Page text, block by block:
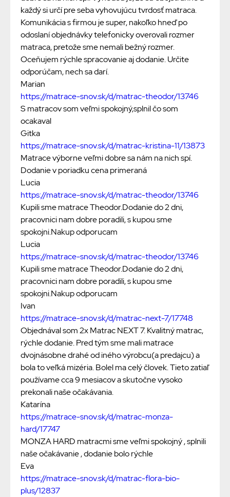
každý si určí pre seba vyhovujúcu tvrdosť matraca.
Komunikácia s firmou je super, nakoľko hneď po
odoslaní objednávky telefonicky overovali rozmer
matraca, pretože sme nemali bežný rozmer.
Oceňujem rýchle spracovanie aj dodanie. Určite
odporúčam, nech sa darí.
Marian
https://matrace-snov.sk/d/matrac-theodor/13746
S matracov som veľmi spokojný,splnil čo som
ocakaval
Gitka
https://matrace-snov.sk/d/matrac-kristina-11/13873
Matrace výborne veľmi dobre sa nám na nich spí.
Dodanie v poriadku cena primeraná
Lucia
https://matrace-snov.sk/d/matrac-theodor/13746
Kupili sme matrace Theodor.Dodanie do 2 dni,
pracovnici nam dobre poradili, s kupou sme
spokojni.Nakup odporucam
Lucia
https://matrace-snov.sk/d/matrac-theodor/13746
Kupili sme matrace Theodor.Dodanie do 2 dni,
pracovnici nam dobre poradili, s kupou sme
spokojni.Nakup odporucam
Ivan
https://matrace-snov.sk/d/matrac-next-7/17748
Objednával som 2x Matrac NEXT 7. Kvalitný matrac,
rýchle dodanie. Pred tým sme mali matrace
dvojnásobne drahé od iného výrobcu(a predajcu) a
bola to veľká mizéria. Bolel ma celý človek. Tieto zatiaľ
používame cca 9 mesiacov a skutočne vysoko
prekonali naše očakávania.
Katarína
https://matrace-snov.sk/d/matrac-monza-
hard/17747
MONZA HARD matracmi sme veľmi spokojný , splnili
naše očakávanie , dodanie bolo rýchle
Eva
https://matrace-snov.sk/d/matrac-flora-bio-
plus/12837